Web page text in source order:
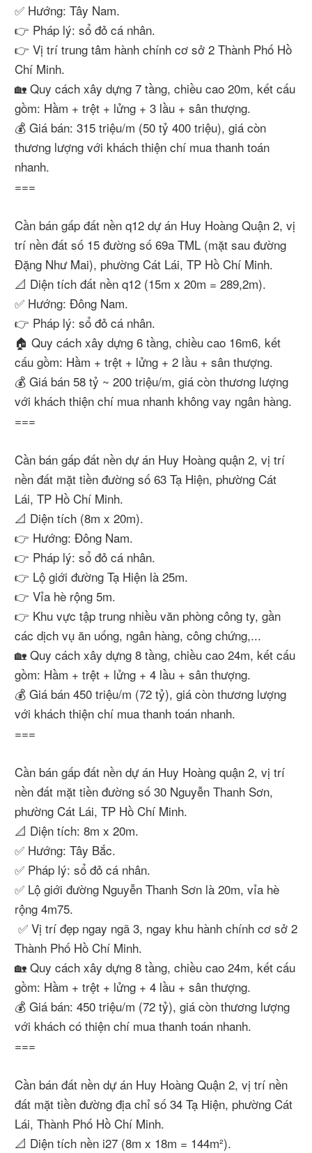
✅ Hướng: Tây Nam.
👉 Pháp lý: sổ đỏ cá nhân.
👉 Vị trí trung tâm hành chính cơ sở 2 Thành Phố Hồ
Chí Minh.
🏡 Quy cách xây dựng 7 tầng, chiều cao 20m, kết cấu
gồm: Hầm + trệt + lửng + 3 lầu + sân thượng.
💰 Giá bán: 315 triệu/m (50 tỷ 400 triệu), giá còn
thương lượng với khách thiện chí mua thanh toán
nhanh.
===
Cần bán gấp đất nền q12 dự án Huy Hoàng Quận 2, vị
trí nền đất số 15 đường số 69a TML (mặt sau đường
Đặng Như Mai), phường Cát Lái, TP Hồ Chí Minh.
📐 Diện tích đất nền q12 (15m x 20m = 289,2m).
✅ Hướng: Đông Nam.
👉 Pháp lý: sổ đỏ cá nhân.
🏠 Quy cách xây dựng 6 tầng, chiều cao 16m6, kết
cấu gồm: Hầm + trệt + lửng + 2 lầu + sân thượng.
💰 Giá bán 58 tỷ ~ 200 triệu/m, giá còn thương lượng
với khách thiện chí mua nhanh không vay ngân hàng.
===
Cần bán gấp đất nền dự án Huy Hoàng quận 2, vị trí
nền đất mặt tiền đường số 63 Tạ Hiện, phường Cát
Lái, TP Hồ Chí Minh.
📐 Diện tích (8m x 20m).
👉 Hướng: Đông Nam.
👉 Pháp lý: sổ đỏ cá nhân.
👉 Lộ giới đường Tạ Hiện là 25m.
👉 Vỉa hè rộng 5m.
👉 Khu vực tập trung nhiều văn phòng công ty, gần
các dịch vụ ăn uống, ngân hàng, công chứng,...
🏡 Quy cách xây dựng 8 tầng, chiều cao 24m, kết cấu
gồm: Hầm + trệt + lửng + 4 lầu + sân thượng.
💰 Giá bán 450 triệu/m (72 tỷ), giá còn thương lượng
với khách thiện chí mua thanh toán nhanh.
===
Cần bán gấp đất nền dự án Huy Hoàng quận 2, vị trí
nền đất mặt tiền đường số 30 Nguyễn Thanh Sơn,
phường Cát Lái, TP Hồ Chí Minh.
📐 Diện tích: 8m x 20m.
✅ Hướng: Tây Bắc.
✅ Pháp lý: sổ đỏ cá nhân.
✅ Lộ giới đường Nguyễn Thanh Sơn là 20m, vỉa hè
rộng 4m75.
✅ Vị trí đẹp ngay ngã 3, ngay khu hành chính cơ sở 2
Thành Phố Hồ Chí Minh.
🏡 Quy cách xây dựng 8 tầng, chiều cao 24m, kết cấu
gồm: Hầm + trệt + lửng + 4 lầu + sân thượng.
💰 Giá bán: 450 triệu/m (72 tỷ), giá còn thương lượng
với khách có thiện chí mua thanh toán nhanh.
===
Cần bán đất nền dự án Huy Hoàng Quận 2, vị trí nền
đất mặt tiền đường địa chỉ số 34 Tạ Hiện, phường Cát
Lái, Thành Phố Hồ Chí Minh.
📐 Diện tích nền i27 (8m x 18m = 144m²).